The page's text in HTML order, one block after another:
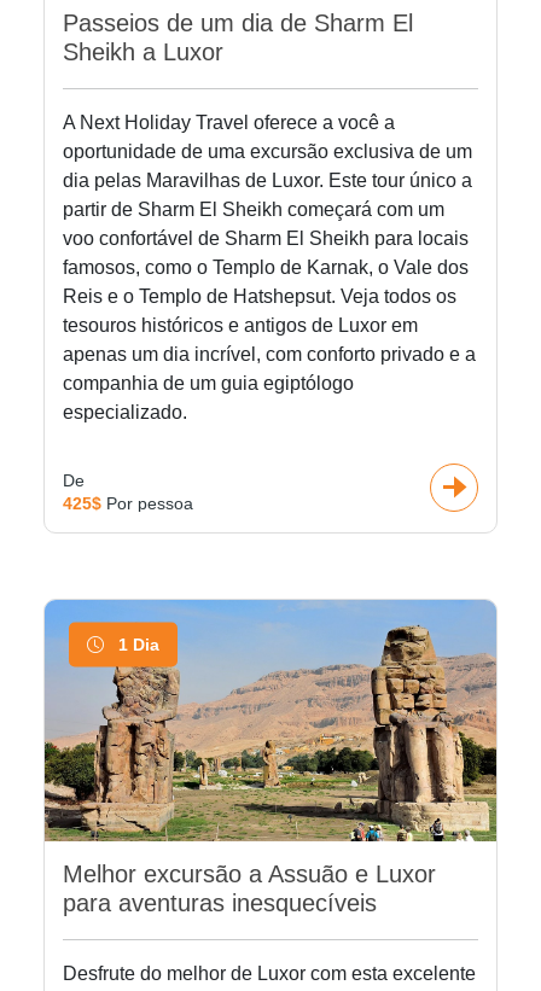
Passeios de um dia de Sharm El
Sheikh a Luxor
A Next Holiday Travel oferece a você a
oportunidade de uma excursão exclusiva de um
dia pelas Maravilhas de Luxor. Este tour único a
partir de Sharm El Sheikh começará com um
voo confortável de Sharm El Sheikh para locais
famosos, como o Templo de Karnak, o Vale dos
Reis e o Templo de Hatshepsut. Veja todos os
tesouros históricos e antigos de Luxor em
apenas um dia incrível, com conforto privado e a
companhia de um guia egiptólogo
especializado.
De
425$ Por pessoa
1 Dia
Melhor excursão a Assuão e Luxor
para aventuras inesquecíveis
Desfrute do melhor de Luxor com esta excelente